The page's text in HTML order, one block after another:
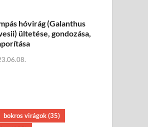
hóvirág (Galanthus
ültetése, gondozása,
bokros virágok(35)